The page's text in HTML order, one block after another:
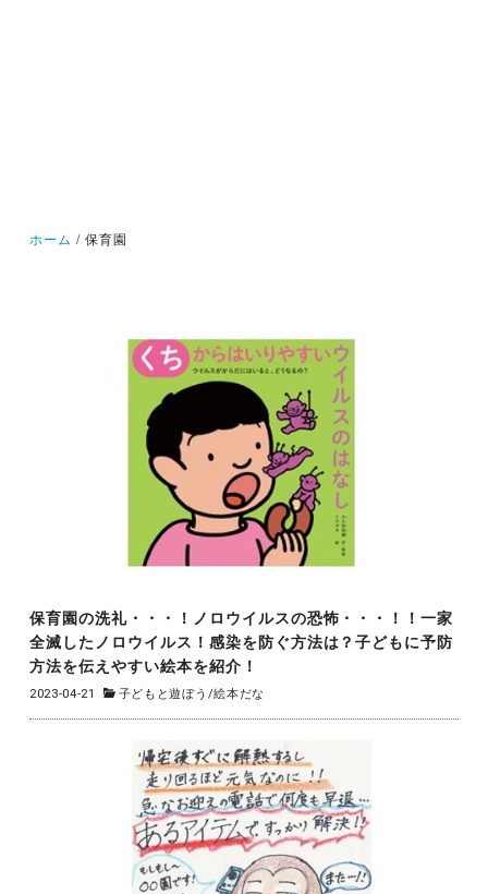
ホーム 保育園
保育園の洗礼・・・！ノロウイルスの恐怖・・・！！一家
全滅したノロウイルス！感染を防ぐ方法は？子どもに予防
方法を伝えやすい絵本を紹介！
2023-04-21 子どもと遊ぼう /絵本だな